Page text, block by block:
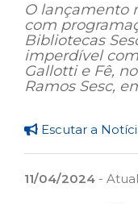
O lançamento
com
Bibliotecas
imperdível
Gallotti e Fê,
Ramos Sesc,
Escutar a
11/04/2024 -